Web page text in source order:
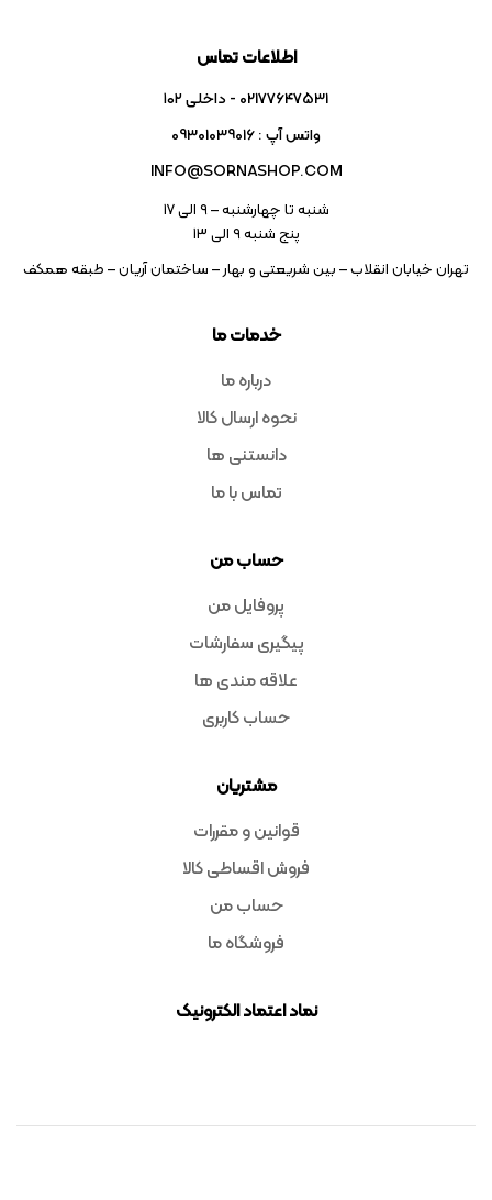
خدمات ما
درباره ما
نحوه ارسال کالا
دانستنی ها
تماس با ما
حساب من
پروفایل من
پیگیری سفارشات
علاقه مندی ها
حساب کاربری
مشتریان
قوانین و مقررات
فروش اقساطی کالا
حساب من
فروشگاه ما
نماد اعتماد الکترونیک
اطلاعات تماس
02177647531 - داخلی ۱۰۲
واتس آپ : 09301039016
INFO@SORNASHOP.COM
شنبه تا چهارشنبه – ۹ الی 17
پنج شنبه ۹ الی 13
تهران خیابان انقلاب – بین شریعتی و بهار – ساختمان آریان – طبقه همکف